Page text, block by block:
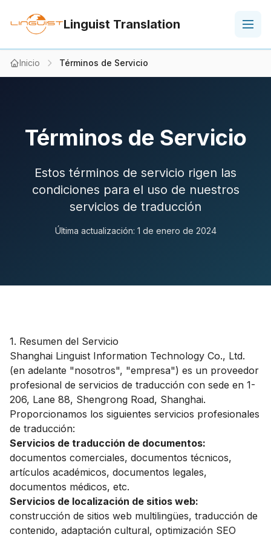
Linguist Translation
Inicio Términos de Servicio
Términos de Servicio
Estos términos de servicio rigen las
condiciones para el uso de nuestros
servicios de traducción
Última actualización: 1 de enero de 2024
1. Resumen del Servicio
Shanghai Linguist Information Technology Co., Ltd.
(en adelante "nosotros", "empresa") es un proveedor
profesional de servicios de traducción con sede en 1-
206, Lane 88, Shengrong Road, Shanghai.
Proporcionamos los siguientes servicios profesionales
de traducción:
Servicios de traducción de documentos:
documentos comerciales, documentos técnicos,
artículos académicos, documentos legales,
documentos médicos, etc.
Servicios de localización de sitios web:
construcción de sitios web multilingües, traducción de
contenido, adaptación cultural, optimización SEO